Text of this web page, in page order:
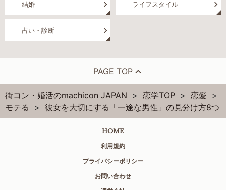
結婚 ライフスタイル
占い・診断
PAGE TOP
街コン・婚活のmachicon JAPAN 恋学TOP
恋愛
モテる
彼女を大切にする「一途な男性」の見分け方8つ
HOME
利用規約
プライバシーポリシー
お問い合わせ